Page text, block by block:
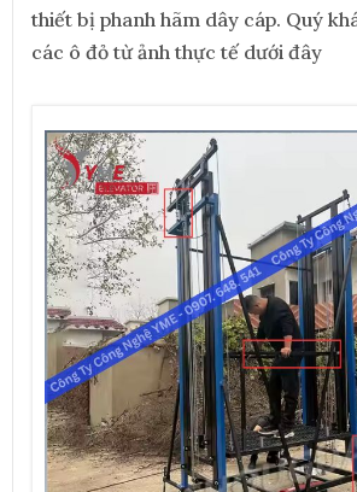
thiết bị phanh hãm dây cáp. Quý
các ô đỏ từ ảnh thực tế dưới đây